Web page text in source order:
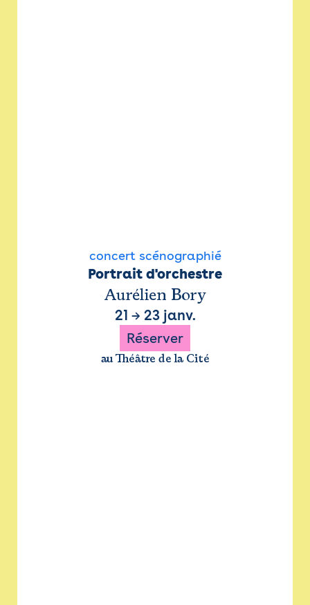
concert scénographié
Portrait d'orchestre
Aurélien Bory
21 → 23 janv.
Réserver
au Théâtre de la Cité